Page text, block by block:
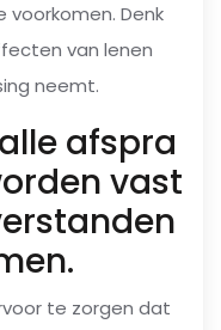
Denk
van lenen
neemt.
afspra
vast
te zorgen dat